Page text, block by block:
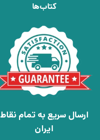
کتاب‌ها
ارسال سریع به تمام نقاط
ایران